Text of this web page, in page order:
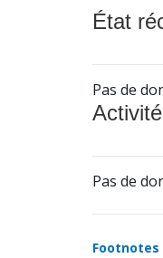
État
Pas de
Pas de
Footnotes